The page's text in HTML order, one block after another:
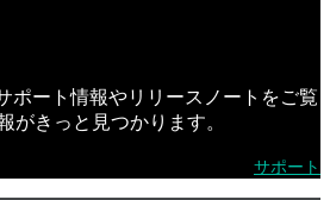
ポート情報やリリースノートをご覧
がきっと見つかります。
サポート